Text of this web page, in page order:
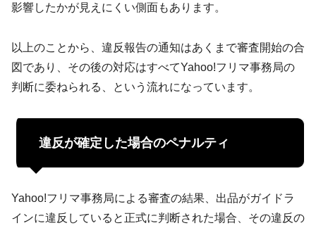
影響したかが見えにくい側面もあります。
以上のことから、違反報告の通知はあくまで審査開始の合
図であり、その後の対応はすべてYahoo!フリマ事務局の
判断に委ねられる、という流れになっています。
違反が確定した場合のペナルティ
Yahoo!フリマ事務局による審査の結果、出品がガイドラ
インに違反していると正式に判断された場合、その違反の